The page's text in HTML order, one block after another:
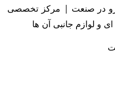
در صنعت | مرکز تخصصی
و لوازم جانبی آن ها